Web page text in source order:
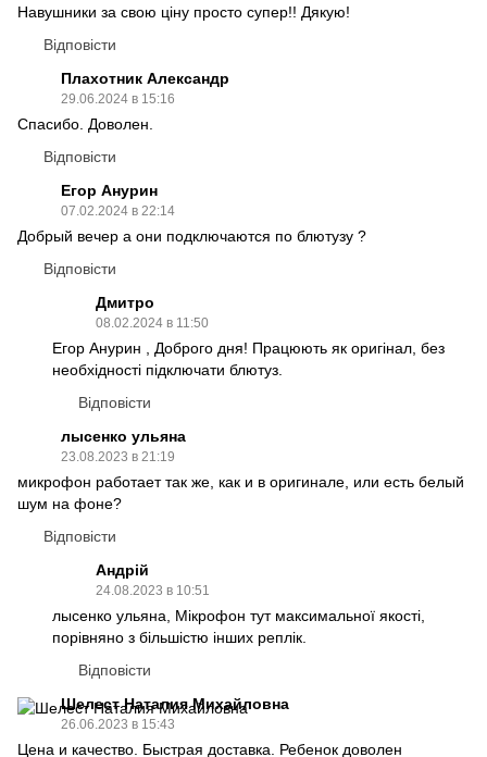
Навушники за свою ціну просто супер!! Дякую!
Відповісти
Плахотник Александр
29.06.2024 в 15:16
Спасибо. Доволен.
Відповісти
Егор Анурин
07.02.2024 в 22:14
Добрый вечер а они подключаются по блютузу ?
Відповісти
Дмитро
08.02.2024 в 11:50
Егор Анурин , Доброго дня! Працюють як оригінал, без
необхідності підключати блютуз.
Відповісти
лысенко ульяна
23.08.2023 в 21:19
микрофон работает так же, как и в оригинале, или есть белый
шум на фоне?
Відповісти
Андрій
24.08.2023 в 10:51
лысенко ульяна, Мікрофон тут максимальної якості,
порівняно з більшістю інших реплік.
Відповісти
Шелест Наталия Михайловна
26.06.2023 в 15:43
Цена и качество. Быстрая доставка. Ребенок доволен